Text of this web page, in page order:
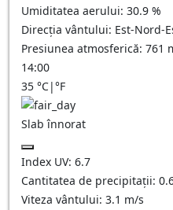
Umiditatea aerului: 30.9 %
Direcția vântului: Est-Nord-
Presiunea atmosferică: 761
14:00
35 °C|°F
Slab înnorat
Index UV: 6.7
Cantitatea de precipitații:
Viteza vântului: 3.1 m/s